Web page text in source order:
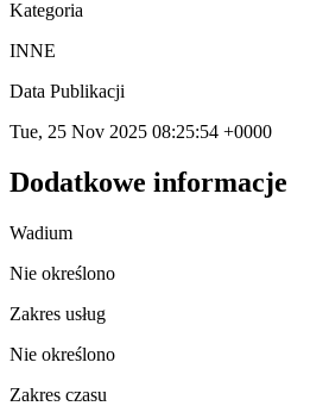
Kategoria
INNE
Data Publikacji
Tue, 25 Nov 2025 08:25:54 +0000
Dodatkowe informacje
Wadium
Nie określono
Zakres usług
Nie określono
Zakres czasu